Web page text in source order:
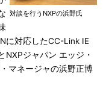
対談を行うNXPの浜野氏
に対応したCC-Link IE
NXPジャパン エッジ・
マネージャの浜野正博